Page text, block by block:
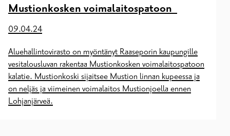
Mustionkosken voimalaitospatoon
09.04.24
Aluehallintovirasto on myöntänyt Raaseporin kaupungille
vesitalousluvan rakentaa Mustionkosken voimalaitospatoon
kalatie. Mustionkoski sijaitsee Mustion linnan kupeessa ja
on neljäs ja viimeinen voimalaitos Mustionjoella ennen
Lohjanjärveä.